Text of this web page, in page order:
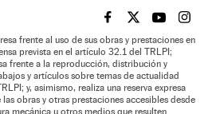
EL PAÍS BRASIL EN
EL PAÍSEL PAÍS
EL
frente al uso de sus obras y prestaciones en
prevista en el artículo 32.1 del TRLPI;
frente a la reproducción, distribución y
y artículos sobre temas de actualidad
y, asimismo, realiza una reserva expresa
obras y otras prestaciones accesibles desde
mecánica u otros medios que resulten